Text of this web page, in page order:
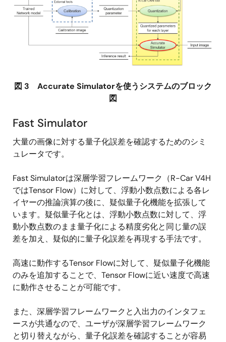
像
図 3 Accurate Simulatorを使うシステムのブロック
図
Fast Simulator
大量の画像に対する量子化誤差を確認するためのシミ
ュレータです。
Fast Simulatorは深層学習フレームワーク（R-Car V4H
ではTensor Flow）に対して、浮動小数点数による各レ
イヤーの推論演算の後に、疑似量子化機能を拡張して
います。疑似量子化とは、浮動小数点数に対して、浮
動小数点数のまま量子化による精度劣化と同じ量の誤
差を加え、疑似的に量子化誤差を再現する手法です。
高速に動作するTensor Flowに対して、疑似量子化機能
のみを追加することで、Tensor Flowに近い速度で高速
に動作させることが可能です。
また、深層学習フレームワークと入出力のインタフェ
ースが共通なので、ユーザが深層学習フレームワーク
と切り替えながら、量子化誤差を確認することが容易